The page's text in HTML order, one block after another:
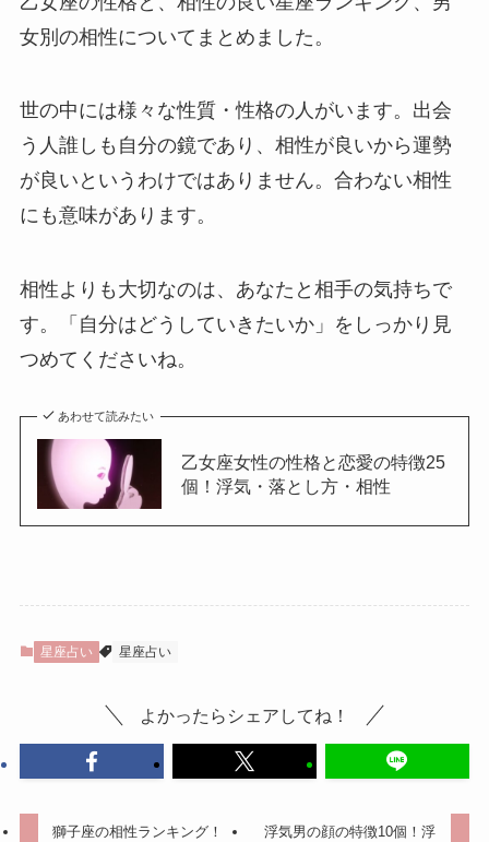
女別の相性についてまとめました。
世の中には様々な性質・性格の人がいます。出会
う人誰しも自分の鏡であり、相性が良いから運勢
が良いというわけではありません。合わない相性
にも意味があります。
相性よりも大切なのは、あなたと相手の気持ちで
す。「自分はどうしていきたいか」をしっかり見
つめてくださいね。
あわせて読みたい
乙女座女性の性格と恋愛の特徴25
個！浮気・落とし方・相性
星座占い 星座占い
よかったらシェアしてね！
獅子座の相性ランキング！
浮気男の顔の特徴10個！浮